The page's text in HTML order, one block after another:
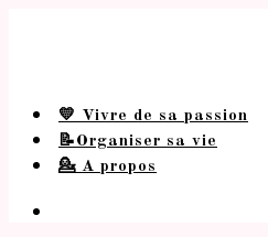
💛 Vivre de sa passion
📝Organiser sa vie
💁 A propos